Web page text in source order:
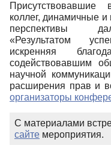
Присутствовавшие
коллег, динамичные
перспективы
«Результатом
искренняя
содействовавшим
научной
расширения прав и
организаторы
С материалами
сайте мероприятия.